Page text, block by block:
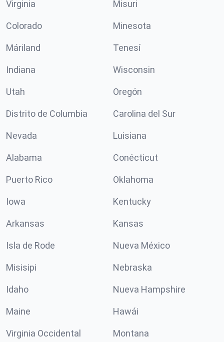
Virginia Misuri
Colorado Minesota
Máriland Tenesí
Indiana Wisconsin
Utah Oregón
Distrito de Columbia Carolina del Sur
Nevada Luisiana
Alabama Conécticut
Puerto Rico Oklahoma
Iowa Kentucky
Arkansas Kansas
Isla de Rode Nueva México
Misisipi Nebraska
Idaho Nueva Hampshire
Maine Hawái
Virginia Occidental Montana